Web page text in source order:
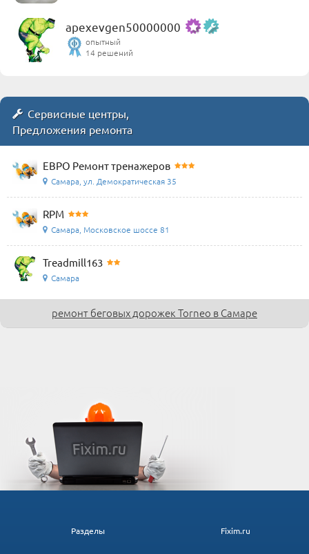
apexevgen50000000
опытный
14 решений
Сервисные центры,
Предложения ремонта
ЕВРО Ремонт тренажеров
Самара, ул. Демократическая 35
RPM
Самара, Московское шоссе 81
Treadmill163
Самара
ремонт беговых дорожек Torneo в Самаре
Fixim.ru
Разделы